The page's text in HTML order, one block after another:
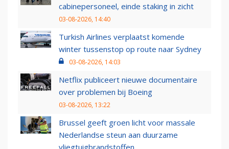
cabinepersoneel, einde staking in zicht
03-08-2026, 14:40
Turkish Airlines verplaatst komende
winter tussenstop op route naar Sydney
03-08-2026, 14:03
Netflix publiceert nieuwe documentaire
over problemen bij Boeing
03-08-2026, 13:22
Brussel geeft groen licht voor massale
Nederlandse steun aan duurzame